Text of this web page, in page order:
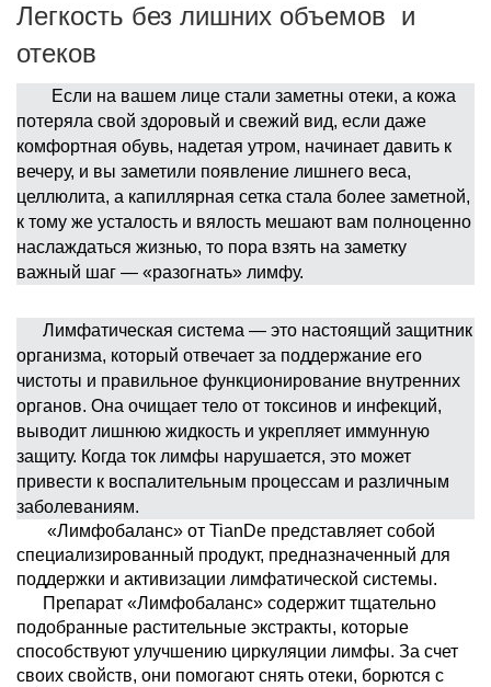
Легкость без лишних объемов и
отеков
Если на вашем лице стали заметны отеки, а кожа
потеряла свой здоровый и свежий вид, если даже
комфортная обувь, надетая утром, начинает давить к
вечеру, и вы заметили появление лишнего веса,
целлюлита, а капиллярная сетка стала более заметной,
к тому же усталость и вялость мешают вам полноценно
наслаждаться жизнью, то пора взять на заметку
важный шаг — «разогнать» лимфу.
Лимфатическая система — это настоящий защитник
организма, который отвечает за поддержание его
чистоты и правильное функционирование внутренних
органов. Она очищает тело от токсинов и инфекций,
выводит лишнюю жидкость и укрепляет иммунную
защиту. Когда ток лимфы нарушается, это может
привести к воспалительным процессам и различным
заболеваниям.
«Лимфобаланс» от TianDe представляет собой
специализированный продукт, предназначенный для
поддержки и активизации лимфатической системы.
Препарат «Лимфобаланс» содержит тщательно
подобранные растительные экстракты, которые
способствуют улучшению циркуляции лимфы. За счет
своих свойств, они помогают снять отеки, борются с